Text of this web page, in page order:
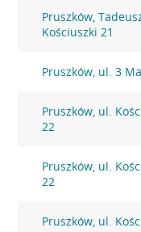
Pruszków,
Kościuszki 21
Pruszków, ul. 3
Pruszków, ul.
22
Pruszków, ul.
22
Pruszków, ul.